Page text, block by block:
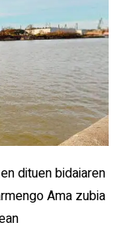
dituen bidaiaren
Ama zubia